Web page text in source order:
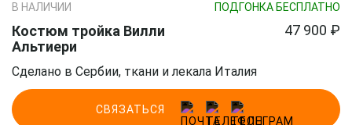
В НАЛИЧИИ ПОДГОНКА БЕСПЛАТНО
Костюм тройка Вилли
Альтиери
47 900 ₽
Сделано в Сербии, ткани и лекала Италия
СВЯЗАТЬСЯ